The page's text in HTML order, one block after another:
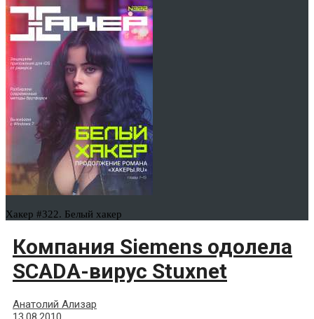
Хакер #322. Белый хакер
Компания Siemens одолела
SCADA-вирус Stuxnet
Анатолий Ализар